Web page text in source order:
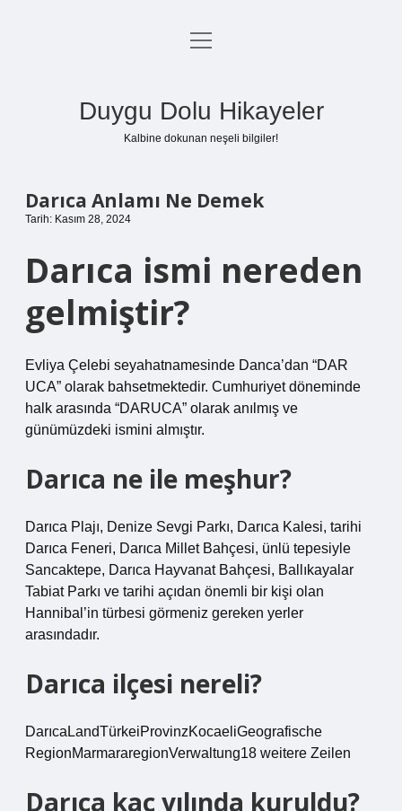
Anasayfa
menüyü
Duygu Dolu Hikayeler
Kalbine dokunan neşeli bilgiler!
Darıca Anlamı Ne Demek
Tarih: Kasım 28, 2024
Darıca ismi nereden
gelmiştir?
Evliya Çelebi seyahatnamesinde Danca’dan “DAR
UCA” olarak bahsetmektedir. Cumhuriyet döneminde
halk arasında “DARUCA” olarak anılmış ve
günümüzdeki ismini almıştır.
Darıca ne ile meşhur?
Darıca Plajı, Denize Sevgi Parkı, Darıca Kalesi, tarihi
Darıca Feneri, Darıca Millet Bahçesi, ünlü tepesiyle
Sancaktepe, Darıca Hayvanat Bahçesi, Ballıkayalar
Tabiat Parkı ve tarihi açıdan önemli bir kişi olan
Hannibal’in türbesi görmeniz gereken yerler
arasındadır.
Darıca ilçesi nereli?
DarıcaLandTürkeiProvinzKocaeliGeografische
RegionMarmararegionVerwaltung18 weitere Zeilen
Darıca kaç yılında kuruldu?